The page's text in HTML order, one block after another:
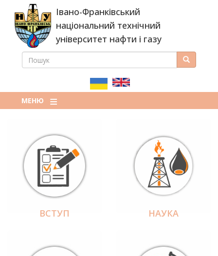
основного
вмісту
Івано-Франківський
національний технічний
університет нафти і газу
ПОШУКОВА
ПОШУК Пошук
МЕНЮ
ВСТУП НАУКА